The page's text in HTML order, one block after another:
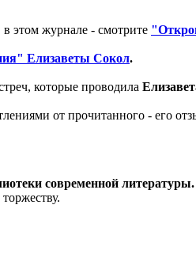
в этом журнале - смотрите
Елизаветы Сокол.
которые проводила
от прочитанного - его
современной литературы.